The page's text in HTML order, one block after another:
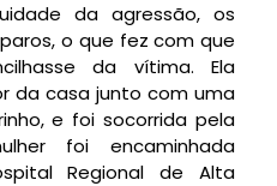
da agressão, os
o que fez com que
da vítima. Ela
da casa junto com uma
e foi socorrida pela
foi encaminhada
Regional de Alta